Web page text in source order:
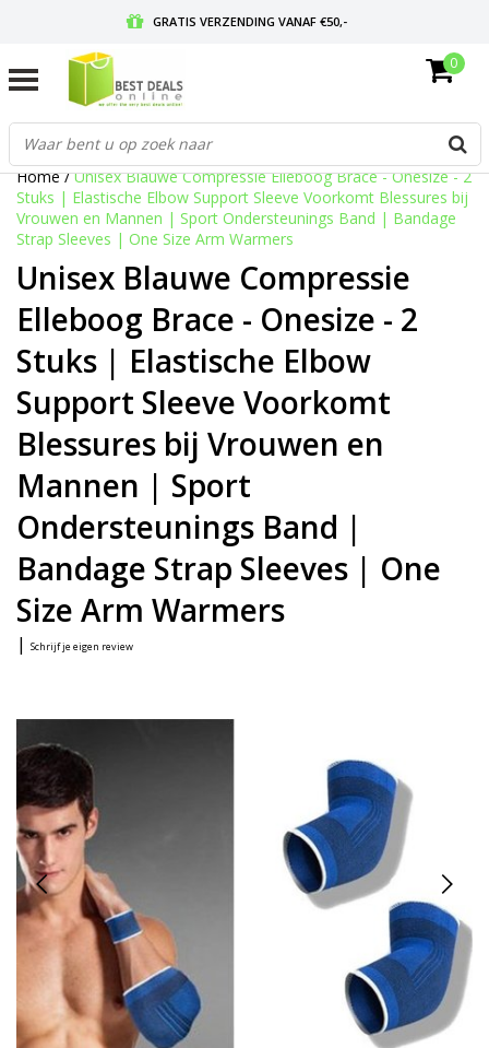
GRATIS VERZENDING VANAF €50,-
GRATIS RETOURNEREN EN 30 DAGEN BEDENKTIJD
0
Home/Unisex Blauwe Compressie Elleboog Brace - Onesize - 2
Stuks | Elastische Elbow Support Sleeve Voorkomt Blessures bij
Vrouwen en Mannen | Sport Ondersteunings Band | Bandage
Strap Sleeves | One Size Arm Warmers
Unisex Blauwe Compressie
Elleboog Brace - Onesize - 2
Stuks | Elastische Elbow
Support Sleeve Voorkomt
Blessures bij Vrouwen en
Mannen | Sport
Ondersteunings Band |
Bandage Strap Sleeves | One
Size Arm Warmers
| Schrijf je eigen review